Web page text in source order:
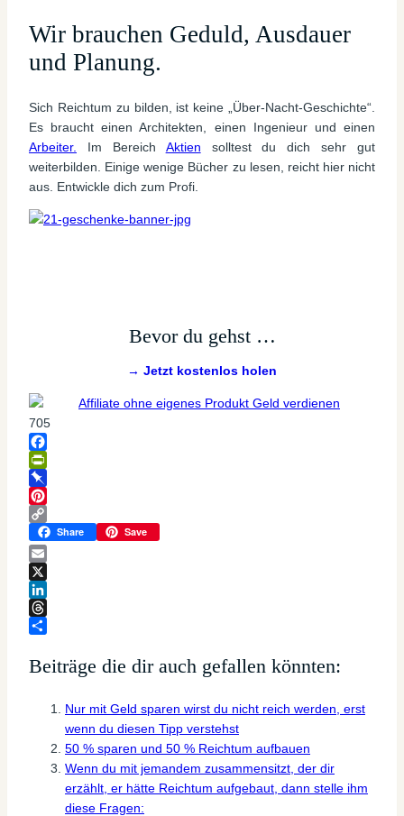
Wir brauchen Geduld, Ausdauer
und Planung.
Sich Reichtum zu bilden, ist keine „Über-Nacht-Geschichte“.
Es braucht einen Architekten, einen Ingenieur und einen
Arbeiter.
Im Bereich Aktien solltest du dich sehr gut
weiterbilden. Einige wenige Bücher zu lesen, reicht hier nicht
aus. Entwickle dich zum Profi.
Bevor du gehst …
→ Jetzt kostenlos holen
705
Facebook
PrintFriendly
Pinboard
Pinterest
Copy
Link
Share Save
Email
X
LinkedIn
Threads
Beiträge die dir auch gefallen könnten:
Nur mit Geld sparen wirst du nicht reich werden, erst
wenn du diesen Tipp verstehst
50 % sparen und 50 % Reichtum aufbauen
Wenn du mit jemandem zusammensitzt, der dir
erzählt, er hätte Reichtum aufgebaut, dann stelle ihm
diese Fragen: